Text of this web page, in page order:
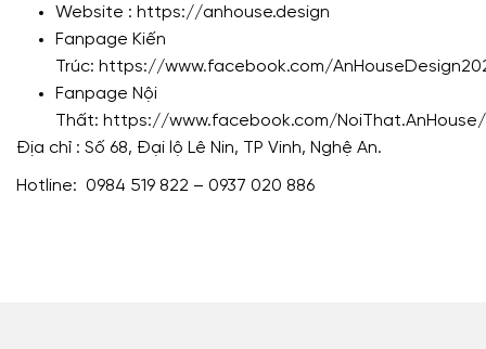
Website : https://anhouse.design
Fanpage Kiến
Trúc: https://www.facebook.com/
Fanpage Nội
Thất: https://www.facebook.com/NoiThat.AnHouse/
Địa chỉ : Số 68, Đại lộ Lê Nin, TP Vinh, Nghệ An.
Hotline: 0984 519 822 – 0937 020 886